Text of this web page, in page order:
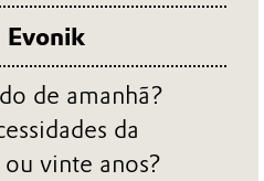
Evonik
de amanhã?
da
vinte anos?